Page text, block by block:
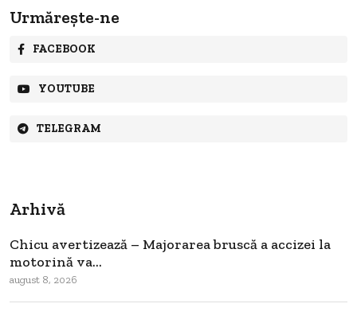
Urmărește-ne
FACEBOOK
YOUTUBE
TELEGRAM
Arhivă
Chicu avertizează – Majorarea bruscă a accizei la
motorină va...
august 8, 2026